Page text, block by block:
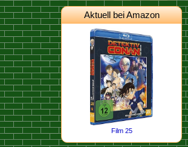
Aktuell bei Amazon
Film 25